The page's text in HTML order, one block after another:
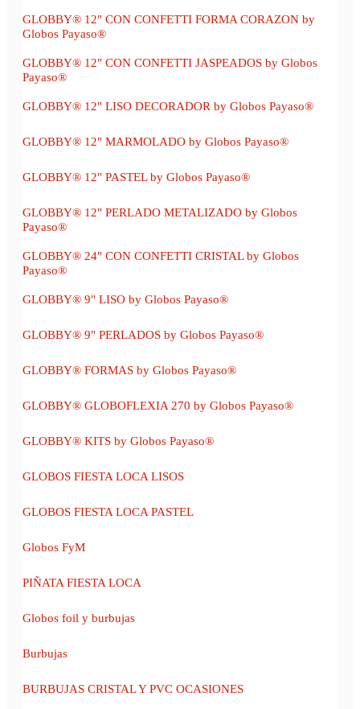
GLOBBY® 12" CON CONFETTI FORMA CORAZON by
Globos Payaso®
GLOBBY® 12" CON CONFETTI JASPEADOS by Globos
Payaso®
GLOBBY® 12" LISO DECORADOR by Globos Payaso®
GLOBBY® 12" MARMOLADO by Globos Payaso®
GLOBBY® 12" PASTEL by Globos Payaso®
GLOBBY® 12" PERLADO METALIZADO by Globos
Payaso®
GLOBBY® 24" CON CONFETTI CRISTAL by Globos
Payaso®
GLOBBY® 9" LISO by Globos Payaso®
GLOBBY® 9" PERLADOS by Globos Payaso®
GLOBBY® FORMAS by Globos Payaso®
GLOBBY® GLOBOFLEXIA 270 by Globos Payaso®
GLOBBY® KITS by Globos Payaso®
GLOBOS FIESTA LOCA LISOS
GLOBOS FIESTA LOCA PASTEL
Globos FyM
PIÑATA FIESTA LOCA
Globos foil y burbujas
Burbujas
BURBUJAS CRISTAL Y PVC OCASIONES